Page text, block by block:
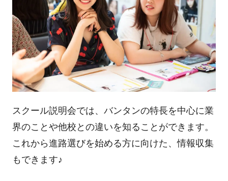
スクール説明会では、バンタンの特長を中心に業
界のことや他校との違いを知ることができます。
これから進路選びを始める方に向けた、情報収集
もできます♪